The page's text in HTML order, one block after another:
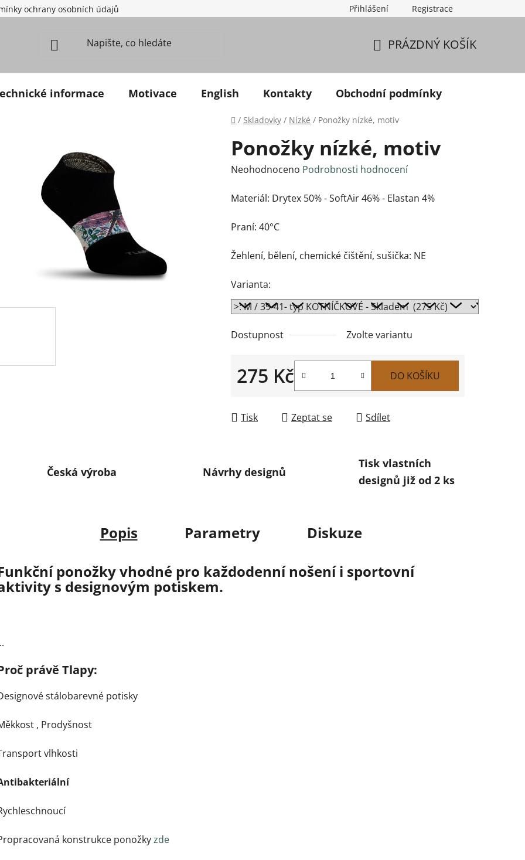
ochrany osobních údajů Přihlášení Registrace
PRÁZDNÝ KOŠÍK
informace Motivace English Kontakty Obchodní podmínky
Domů
/ Skladovky / Nízké / Ponožky nízké, motiv
Ponožky nízké, motiv
Průměrné hodnocení produktu je 0,0 z 5 hvězdiček.
Neohodnoceno Podrobnosti hodnocení
Materiál: Drytex 50% - SoftAir 46% - Elastan 4%
Praní: 40°C
Žehlení, bělení, chemické čištění, sušička: NE
Varianta:
Dostupnost Zvolte variantu
275 Kč DO KOŠÍKU
Tisk Zeptat se Sdílet
Česká výroba Návrhy designů
Tisk vlastních
designů již od 2 ks
Popis Parametry
Diskuze
ponožky vhodné pro každodenní nošení i sportovní
s designovým potiskem.
právě Tlapy:
stálobarevné potisky
, Prodyšnost
vlhkosti
konstrukce ponožkyzde